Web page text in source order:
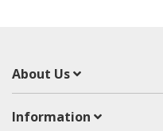
About Us
Information